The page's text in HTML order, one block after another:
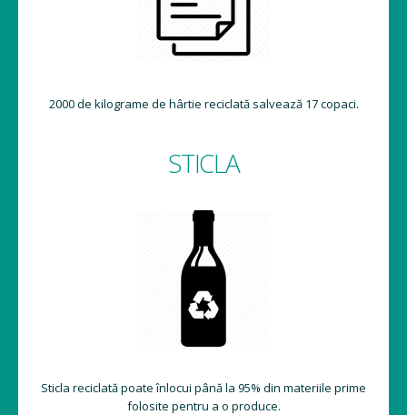
2000 de kilograme de hârtie reciclată salvează 17 copaci.
STICLA
Sticla reciclată poate înlocui până la 95% din materiile prime
folosite pentru a o produce.